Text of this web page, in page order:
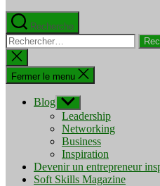
Recherche
Rechercher :
Fermer
la
recherche
Fermer le menu
Blog Afficher
le
sous-
menu
Leadership
Networking
Business
Inspiration
Devenir un entrepreneur
Soft Skills Magazine